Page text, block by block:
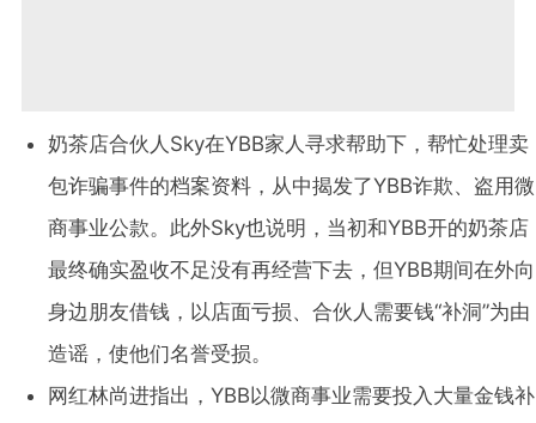
奶茶店合伙人Sky在YBB家人寻求帮助下，帮忙处理卖
包诈骗事件的档案资料，从中揭发了YBB诈欺、盗用微
商事业公款。此外Sky也说明，当初和YBB开的奶茶店
最终确实盈收不足没有再经营下去，但YBB期间在外向
身边朋友借钱，以店面亏损、合伙人需要钱“补洞”为由
造谣，使他们名誉受损。
网红林尚进指出，YBB以微商事业需要投入大量金钱补